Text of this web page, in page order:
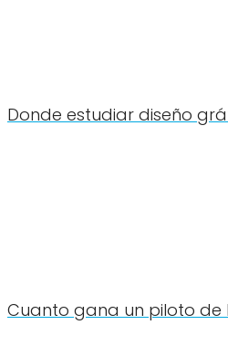
Donde estudiar diseño
Cuanto gana un piloto de